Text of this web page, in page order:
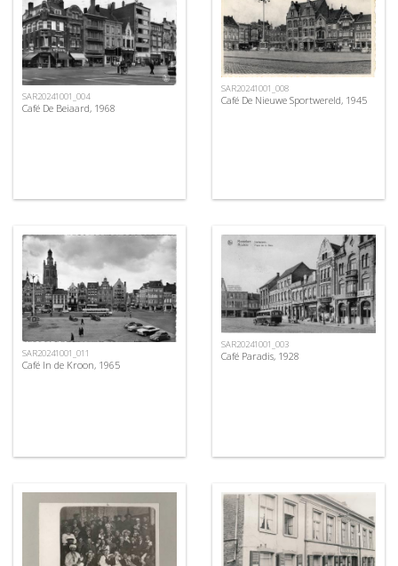
SAR20241001_004
Café De Beiaard, 1968
SAR20241001_008
Café De Nieuwe Sportwereld, 1945
SAR20241001_011
Café In de Kroon, 1965
SAR20241001_003
Café Paradis, 1928